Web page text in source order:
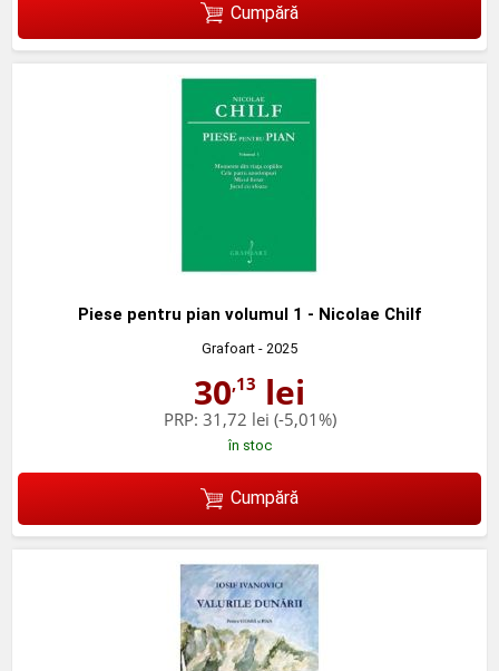
Cumpără
Piese pentru pian volumul 1 - Nicolae Chilf
Grafoart - 2025
30,13 lei
PRP: 31,72 lei (-5,01%)
în stoc
Cumpără